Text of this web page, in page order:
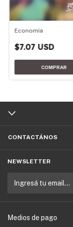
Economía
$7.07 USD
CONTACTÁNOS
NEWSLETTER
Medios de pago